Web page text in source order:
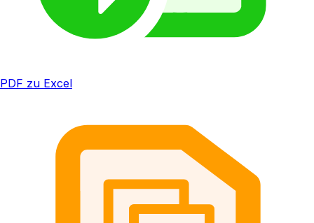
PDF zu Excel